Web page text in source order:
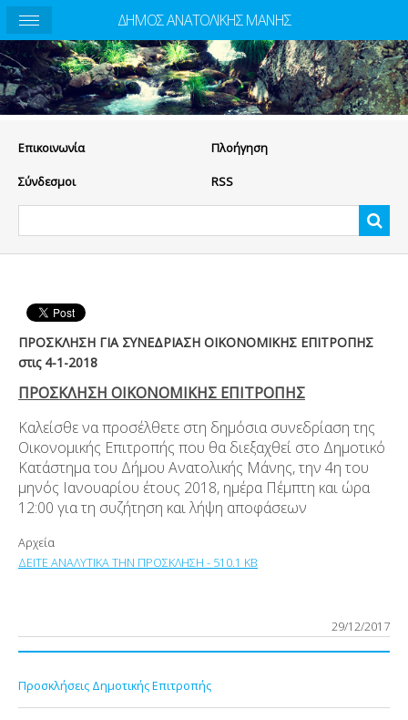
Eπικοινωνία Πλοήγηση
Σύνδεσμοι RSS
ΠΡΟΣΚΛΗΣΗ ΓΙΑ ΣΥΝΕΔΡΙΑΣΗ ΟΙΚΟΝΟΜΙΚΗΣ ΕΠΙΤΡΟΠΗΣ
στις 4-1-2018
ΠΡΟΣΚΛΗΣΗ ΟΙΚΟΝΟΜΙΚΗΣ ΕΠΙΤΡΟΠΗΣ
Καλείσθε να προσέλθετε στη δημόσια συνεδρίαση της
Οικονομικής Επιτροπής που θα διεξαχθεί στο Δημοτικό
Κατάστημα του Δήμου Ανατολικής Μάνης, την 4η του
μηνός Ιανουαρίου έτους 2018, ημέρα Πέμπτη και ώρα
12:00 για τη συζήτηση και λήψη αποφάσεων
Αρχεία
ΔΕΙΤΕ ΑΝΑΛΥΤΙΚΑ ΤΗΝ ΠΡΟΣΚΛΗΣΗ - 510.1 KB
29/12/2017
Προσκλήσεις Δημοτικής Επιτροπής
ΔΗΜΟΣ ΑΝΑΤΟΛΙΚΗΣ ΜΑΝΗΣ